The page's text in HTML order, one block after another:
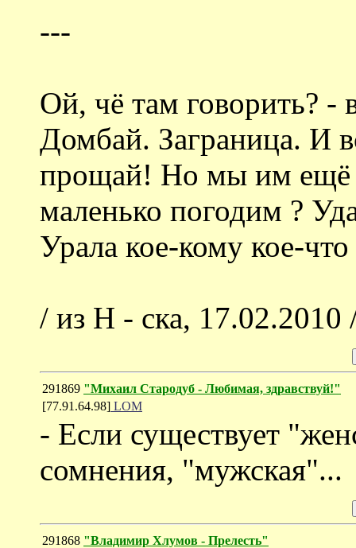
---
Ой, чё там говорить?
Домбай. Заграница. И
прощай! Но мы им ещё
маленько погодим ?
Урала кое-кому кое-
/ из Н - ска, 17.02.2010
291869 "Михаил Стародуб - Любимая, здравствуй!"
[77.91.64.98] LOM
- Если существует
сомнения, "мужская"...
291868 "Владимир Хлумов - Прелесть"